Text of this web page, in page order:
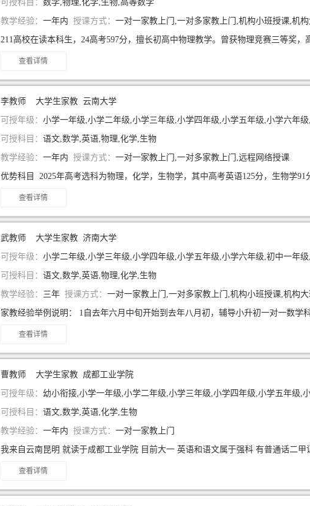
可授科目： 数学,物理,化学,生物,高等数学
教学经验： 一年内 授课方式： 一对一家教上门,一对多家教上门,机构小班授课,机
查看详情
李教师 大学生家教 云南大学
可授年级： 小学一年级,小学二年级,小学三年级,小学四年级,小学五年级,小学六年级,初中一年级,初中二年级,
可授科目： 语文,数学,英语,物理,化学,生物
教学经验： 一年内 授课方式： 一对一家教上门,一对多家教上门,远程网络授课
查看详情
武教师 大学生家教 济南大学
可授年级： 小学二年级,小学三年级,小学四年级,小学五年级,小学六年级,初中一年级,初中二年级,初
可授科目： 语文,数学,英语,物理,化学,生物
教学经验： 三年 授课方式： 一对一家教上门,一对多家教上门,机构小班授课,机构
查看详情
曹教师 大学生家教 成都工业学院
可授年级： 幼小衔接,小学一年级,小学二年级,小学三年级,小学四年级,小学五年级,小学六年级,初中
可授科目： 语文,数学,英语,化学,生物
教学经验： 一年内 授课方式： 一对一家教上门
查看详情